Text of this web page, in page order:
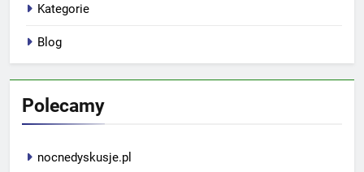
Kategorie
Blog
Polecamy
nocnedyskusje.pl